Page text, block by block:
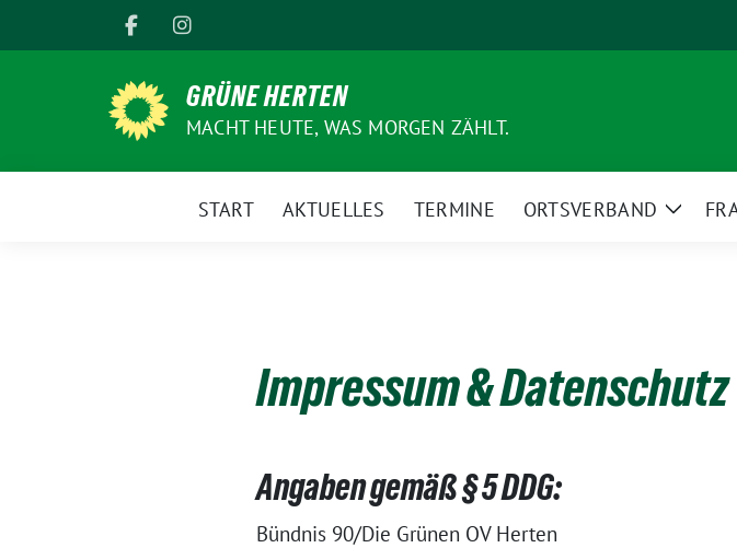
zum
GRÜNE HERTEN
MACHT HEUTE, WAS MORGEN ZÄHLT.
START AKTUELLES TERMINE ORTSVERBAND
Zeige
Impressum & Datenschutz
Angaben gemäß § 5 DDG:
Bündnis 90/Die Grünen OV Herten